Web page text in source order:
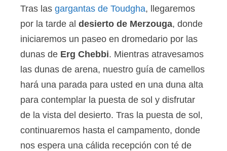
Tras las gargantas de Toudgha, llegaremos
por la tarde al desierto de Merzouga, donde
iniciaremos un paseo en dromedario por las
dunas de Erg Chebbi. Mientras atravesamos
las dunas de arena, nuestro guía de camellos
hará una parada para usted en una duna alta
para contemplar la puesta de sol y disfrutar
de la vista del desierto. Tras la puesta de sol,
continuaremos hasta el campamento, donde
nos espera una cálida recepción con té de